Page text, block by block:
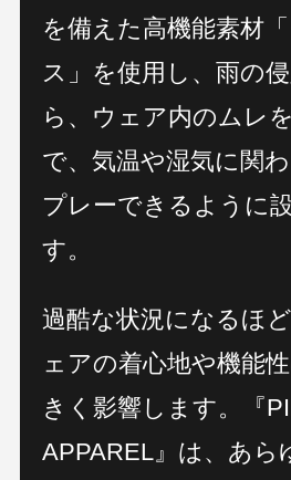
を備えた高機能素材
ス」を使用し、雨の
ら、ウェア内のムレ
で、気温や湿気に関
プレーできるように
す。
過酷な状況になるほ
ェアの着心地や機能
きく影響します。『
APPAREL』は、あら